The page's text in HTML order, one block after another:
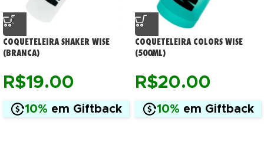
COQUETELEIRA SHAKER WISE
(BRANCA)
R$19.00
10% em Giftback
COQUETELEIRA COLORS WISE
(500ML)
R$20.00
10% em Giftback